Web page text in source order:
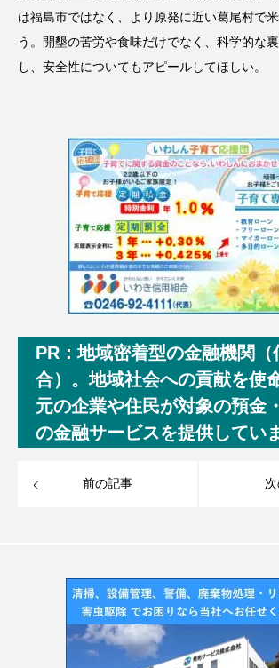
は福島市ではなく、より原発に近い葛尾村で
う。開墾の苦労や食味だけでなく、科学的な
し、安全性についてもアピールしてほしい。
PR：地域密着型の金融機関（
合）。地域社会への貢献を使
元の企業や住民が対象の預金
の金融サービスを提供してい
前の記事